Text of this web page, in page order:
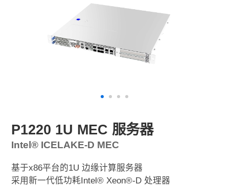
P1220 1U MEC 服务器
Intel® ICELAKE-D MEC
基于x86平台的1U 边缘计算服务器
采用新一代低功耗Intel® Xeon®-D 处理器